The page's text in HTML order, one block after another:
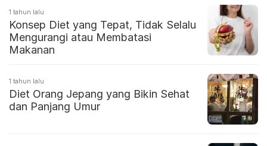
1 tahun lalu
Konsep Diet yang Tepat, Tidak Selalu
Mengurangi atau Membatasi
Makanan
1 tahun lalu
Diet Orang Jepang yang Bikin Sehat
dan Panjang Umur